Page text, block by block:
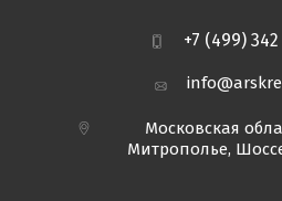
+7 (499) 342
Московская
Митрополье,